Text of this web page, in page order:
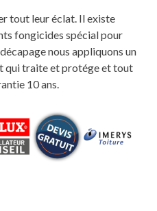
tout leur éclat. Il existe
fongicides spécial pour
nous appliquons un
qui traite et protége et tout
10 ans.